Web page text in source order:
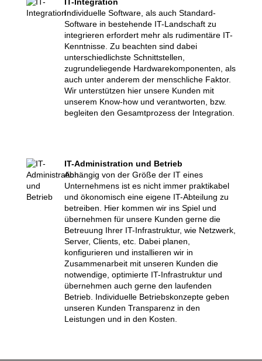
Individuelle Software, als auch Standard-
Software in bestehende IT-Landschaft zu
integrieren erfordert mehr als rudimentäre IT-
Kenntnisse. Zu beachten sind dabei
unterschiedlichste Schnittstellen,
zugrundeliegende Hardwarekomponenten, als
auch unter anderem der menschliche Faktor.
Wir unterstützen hier unsere Kunden mit
unserem Know-how und verantworten, bzw.
begleiten den Gesamtprozess der Integration.
IT-Administration und Betrieb
Abhängig von der Größe der IT eines
Unternehmens ist es nicht immer praktikabel
und ökonomisch eine eigene IT-Abteilung zu
betreiben. Hier kommen wir ins Spiel und
übernehmen für unsere Kunden gerne die
Betreuung Ihrer IT-Infrastruktur, wie Netzwerk,
Server, Clients, etc. Dabei planen,
konfigurieren und installieren wir in
Zusammenarbeit mit unseren Kunden die
notwendige, optimierte IT-Infrastruktur und
übernehmen auch gerne den laufenden
Betrieb. Individuelle Betriebskonzepte geben
unseren Kunden Transparenz in den
Leistungen und in den Kosten.